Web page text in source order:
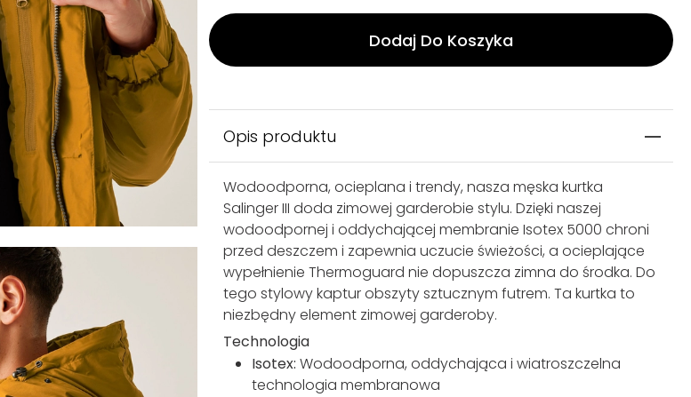
Dodaj Do Koszyka
Opis produktu
Wodoodporna, ocieplana i trendy, nasza męska kurtka
Salinger III doda zimowej garderobie stylu. Dzięki naszej
wodoodpornej i oddychającej membranie Isotex 5000 chroni
przed deszczem i zapewnia uczucie świeżości, a ocieplające
wypełnienie Thermoguard nie dopuszcza zimna do środka. Do
tego stylowy kaptur obszyty sztucznym futrem. Ta kurtka to
niezbędny element zimowej garderoby.
Technologia
Isotex:Wodoodporna, oddychająca i wiatroszczelna
technologia membranowa